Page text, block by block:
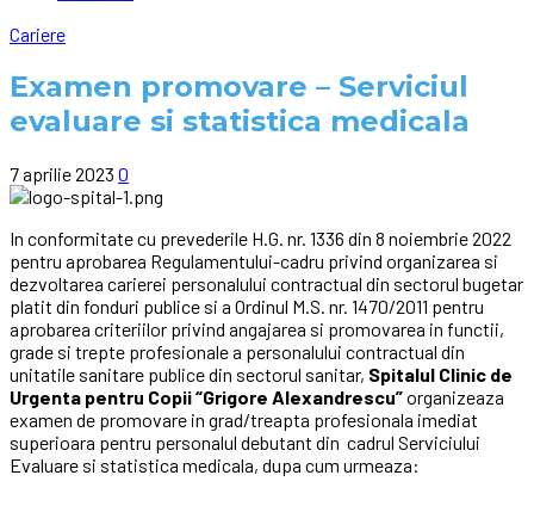
Cariere
Examen promovare – Serviciul
evaluare si statistica medicala
7 aprilie 2023 0
In conformitate cu prevederile H.G. nr. 1336 din 8 noiembrie 2022
pentru aprobarea Regulamentului-cadru privind organizarea si
dezvoltarea carierei personalului contractual din sectorul bugetar
platit din fonduri publice si a Ordinul M.S. nr. 1470/2011 pentru
aprobarea criteriilor privind angajarea si promovarea in functii,
grade si trepte profesionale a personalului contractual din
unitatile sanitare publice din sectorul sanitar, Spitalul Clinic de
Urgenta pentru Copii “Grigore Alexandrescu”organizeaza
examen de promovare in grad/treapta profesionala imediat
superioara pentru personalul debutant din cadrul Serviciului
Evaluare si statistica medicala, dupa cum urmeaza: